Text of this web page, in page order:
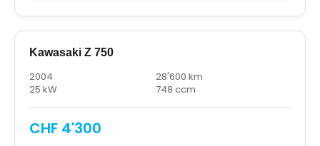
Kawasaki Z 750
2004
28'600 km
25 kW
748 ccm
CHF 4'300